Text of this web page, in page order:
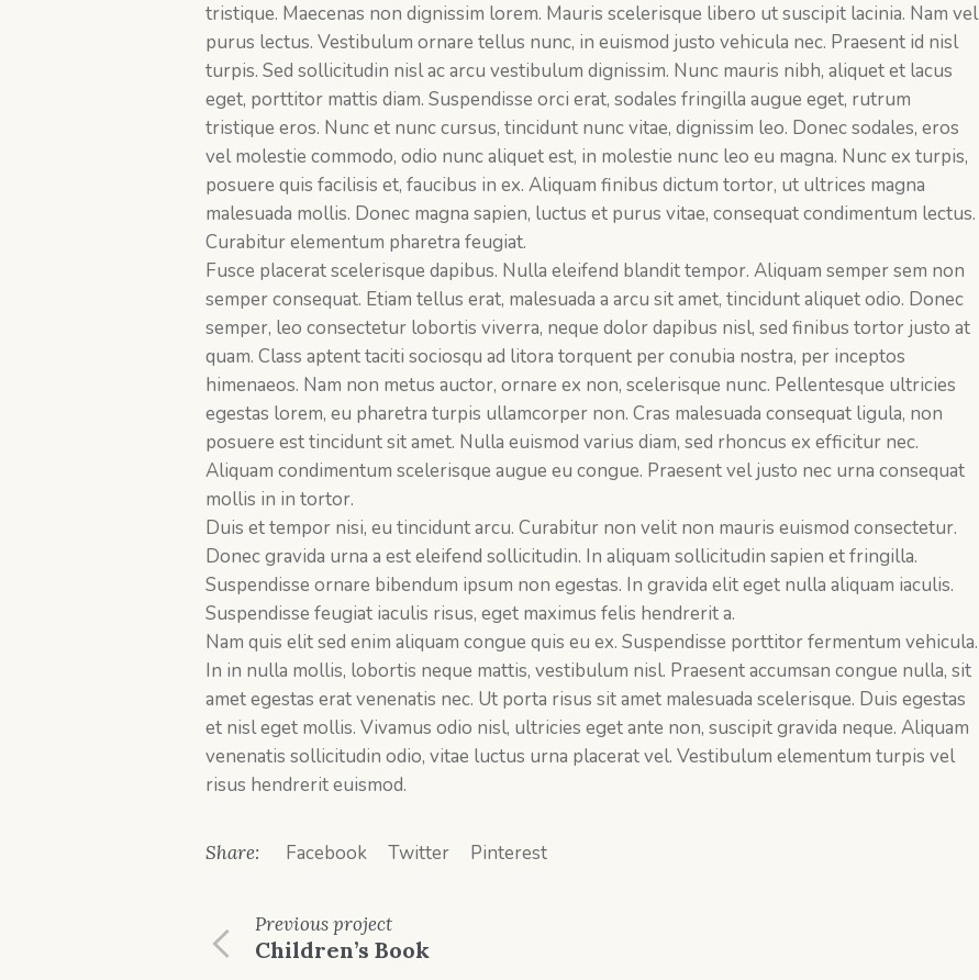
tristique. Maecenas non dignissim lorem. Mauris scelerisque libero ut suscipit lacinia. Nam vel
purus lectus. Vestibulum ornare tellus nunc, in euismod justo vehicula nec. Praesent id nisl
turpis. Sed sollicitudin nisl ac arcu vestibulum dignissim. Nunc mauris nibh, aliquet et lacus
eget, porttitor mattis diam. Suspendisse orci erat, sodales fringilla augue eget, rutrum
tristique eros. Nunc et nunc cursus, tincidunt nunc vitae, dignissim leo. Donec sodales, eros
vel molestie commodo, odio nunc aliquet est, in molestie nunc leo eu magna. Nunc ex turpis,
posuere quis facilisis et, faucibus in ex. Aliquam finibus dictum tortor, ut ultrices magna
malesuada mollis. Donec magna sapien, luctus et purus vitae, consequat condimentum lectus.
Curabitur elementum pharetra feugiat.
Fusce placerat scelerisque dapibus. Nulla eleifend blandit tempor. Aliquam semper sem non
semper consequat. Etiam tellus erat, malesuada a arcu sit amet, tincidunt aliquet odio. Donec
semper, leo consectetur lobortis viverra, neque dolor dapibus nisl, sed finibus tortor justo at
quam. Class aptent taciti sociosqu ad litora torquent per conubia nostra, per inceptos
himenaeos. Nam non metus auctor, ornare ex non, scelerisque nunc. Pellentesque ultricies
egestas lorem, eu pharetra turpis ullamcorper non. Cras malesuada consequat ligula, non
posuere est tincidunt sit amet. Nulla euismod varius diam, sed rhoncus ex efficitur nec.
Aliquam condimentum scelerisque augue eu congue. Praesent vel justo nec urna consequat
mollis in in tortor.
Duis et tempor nisi, eu tincidunt arcu. Curabitur non velit non mauris euismod consectetur.
Donec gravida urna a est eleifend sollicitudin. In aliquam sollicitudin sapien et fringilla.
Suspendisse ornare bibendum ipsum non egestas. In gravida elit eget nulla aliquam iaculis.
Suspendisse feugiat iaculis risus, eget maximus felis hendrerit a.
Nam quis elit sed enim aliquam congue quis eu ex. Suspendisse porttitor fermentum vehicula.
In in nulla mollis, lobortis neque mattis, vestibulum nisl. Praesent accumsan congue nulla, sit
amet egestas erat venenatis nec. Ut porta risus sit amet malesuada scelerisque. Duis egestas
et nisl eget mollis. Vivamus odio nisl, ultricies eget ante non, suscipit gravida neque. Aliquam
venenatis sollicitudin odio, vitae luctus urna placerat vel. Vestibulum elementum turpis vel
risus hendrerit euismod.
Share: Facebook Twitter Pinterest
Previousproject
Children’s Book